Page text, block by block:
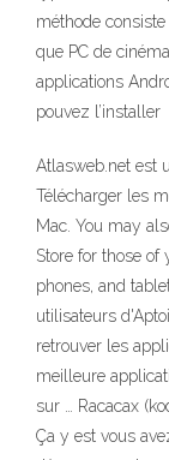
méthode
que PC de
applications
pouvez l’installer
Atlasweb.net est
Télécharger les
Mac. You may
Store for those of
phones, and
utilisateurs
retrouver les
meilleure
sur … Racacax
Ça y est vous